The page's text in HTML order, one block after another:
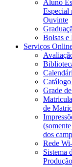
Aluno
Especial
Ouvinte
Bolsas e
Serviços
Grade
de
dos
Rede
Sistema